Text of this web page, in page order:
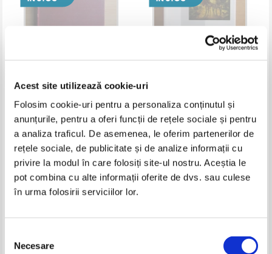
Acest site utilizează cookie-uri
Folosim cookie-uri pentru a personaliza conținutul și
anunțurile, pentru a oferi funcții de rețele sociale și pentru
a analiza traficul. De asemenea, le oferim partenerilor de
rețele sociale, de publicitate și de analize informații cu
privire la modul în care folosiți site-ul nostru. Aceștia le
pot combina cu alte informații oferite de dvs. sau culese
în urma folosirii serviciilor lor.
consimțământului
Necesare
du poete